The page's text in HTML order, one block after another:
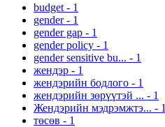
budget - 1
gender - 1
gender gap - 1
gender policy - 1
gender sensitive bu... - 1
жендэр - 1
жендэрийн бодлого - 1
жендэрийн зөрүүтэй ... - 1
Жендэрийн мэдрэмжтэ... - 1
төсөв - 1